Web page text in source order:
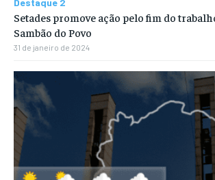
Setades promove ação pelo fim do
Sambão do Povo
31 de janeiro de 2024